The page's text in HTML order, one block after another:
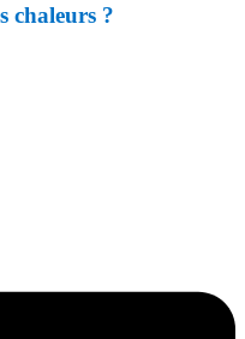
chaleurs ?